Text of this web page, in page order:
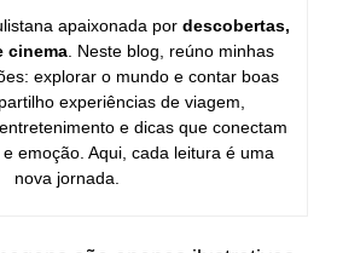
apaixonada por descobertas,
cinema . Neste blog, reúno minhas
explorar o mundo e contar boas
experiências de viagem,
e dicas que conectam
emoção. Aqui, cada leitura é uma
nova jornada.